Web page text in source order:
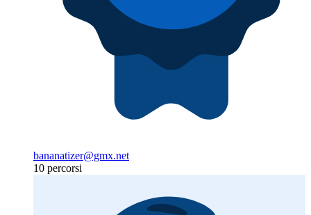
bananatizer@gmx.net
10 percorsi